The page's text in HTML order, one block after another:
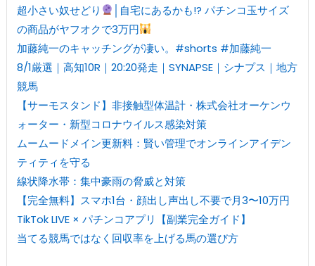
超小さい奴せどり
│自宅にあるかも!? パチンコ玉サイズ
の商品がヤフオクで3万円
加藤純一のキャッチングが凄い。#shorts #加藤純一
8/1厳選｜高知10R｜20:20発走｜SYNAPSE｜シナプス｜地方
競馬
【サーモスタンド】非接触型体温計・株式会社オーケンウ
ォーター・新型コロナウイルス感染対策
ムームードメイン更新料：賢い管理でオンラインアイデン
ティティを守る
線状降水帯：集中豪雨の脅威と対策
【完全無料】スマホ1台・顔出し声出し不要で月3〜10万円
TikTok LIVE × パチンコアプリ【副業完全ガイド】
当てる競馬ではなく回収率を上げる馬の選び方